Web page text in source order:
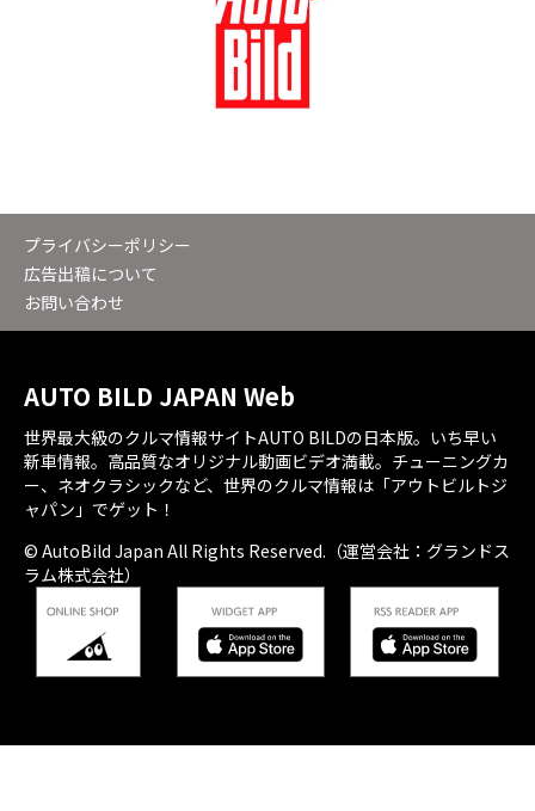
プライバシーポリシー
広告出稿について
お問い合わせ
AUTO BILD JAPAN Web
世界最大級のクルマ情報サイトAUTO BILDの日本版。いち早い
新車情報。高品質なオリジナル動画ビデオ満載。チューニングカ
ー、ネオクラシックなど、世界のクルマ情報は「アウトビルトジ
ャパン」でゲット！
© AutoBild Japan All Rights Reserved.（運営会社：グランドス
ラム株式会社）